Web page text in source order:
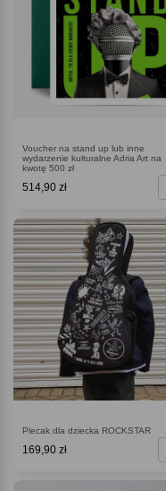
Voucher na stand up lub inne
wydarzenie kulturalne Adria Art na
kwotę 500 zł
514,90 zł
Plecak dla dziecka ROCKSTAR
169,90 zł